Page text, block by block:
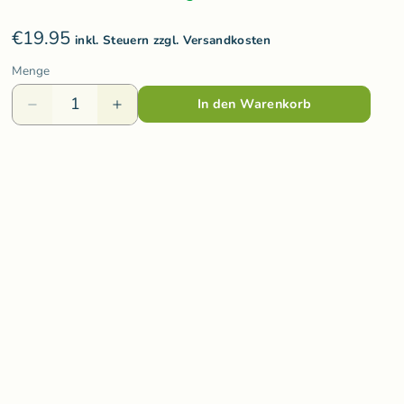
Varis Toys
Voggenreiter
Wooden Story
€19.95 inkl. Steuern zzgl. Versandkosten
Menge
In den Warenkorb